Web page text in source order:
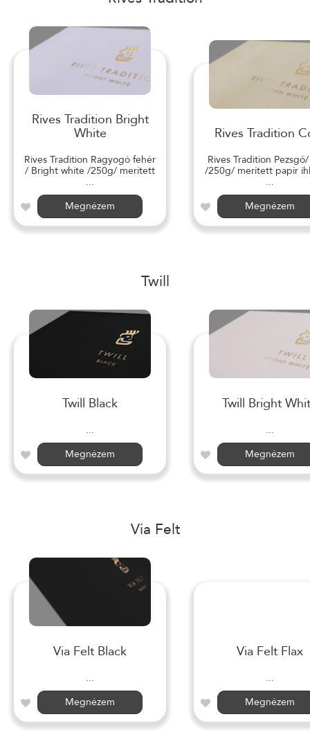
Rives Tradition Bright
White
Rives Tradition Ragyogó fehér
/ Bright white /250g/ merített
...
Megnézem
Rives Tradition
Rives Tradition
/250g/ merített papír
...
Megnézem
Twill
Twill Black
...
Megnézem
Twill Bright
...
Megnézem
Via Felt
Via Felt Black
...
Megnézem
Via Felt Flax
...
Megnézem